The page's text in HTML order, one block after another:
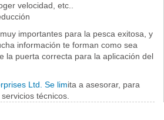
velocidad, etc..
importantes para la pesca exitosa, y
información te forman como sea
la puerta correcta para la aplicación del
Ltd. Se limita a asesorar, para
técnicos.